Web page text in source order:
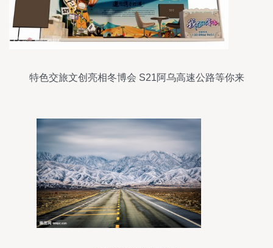
特色交旅文创亮相冬博会 S21阿乌高速公路等你来